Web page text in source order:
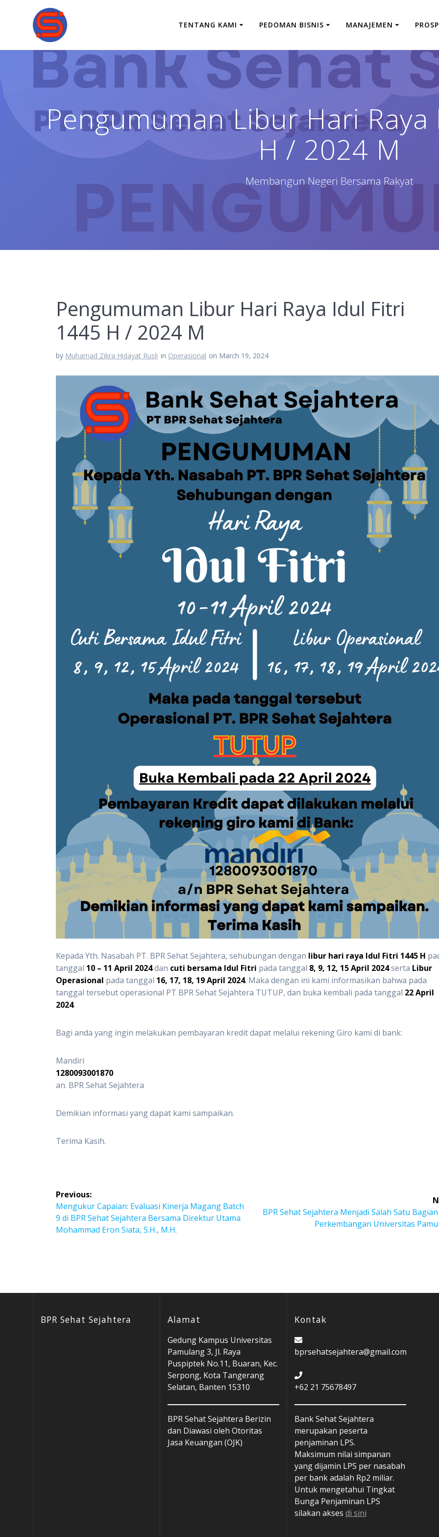
TENTANG KAMI PEDOMAN BISNIS MANAJEMEN
Pengumuman Libur Hari
H / 2024 M
Membangun Negeri Bersama Rakyat
Pengumuman Libur Hari Raya Idul Fitri
1445 H / 2024 M
by Muhamad Zikra Hidayat Rusli in Operasional on March 19, 2024
Kepada Yth. Nasabah PT. BPR Sehat Sejahtera, sehubungan dengan libur hari raya Idul Fitri 1445 H
tanggal 10 – 11 April 2024dan cuti bersama Idul Fitri pada tanggal 8, 9, 12, 15 April 2024serta Libur
Operasional pada tanggal 16, 17, 18, 19 April 2024. Maka dengan ini kami informasikan bahwa pada
tanggal tersebut operasional PT BPR Sehat Sejahtera TUTUP, dan buka kembali pada tanggal 22 April
2024.
Bagi anda yang ingin melakukan pembayaran kredit dapat melalui rekening Giro kami di bank:
Mandiri
1280093001870
an. BPR Sehat Sejahtera
Demikian informasi yang dapat kami sampaikan.
Terima Kasih.
Previous:
Mengukur Capaian: Evaluasi Kinerja Magang Batch
9 di BPR Sehat Sejahtera Bersama Direktur Utama
Mohammad Eron Siata, S.H., M.H.
BPR Sehat Sejahtera Menjadi Salah Satu
Perkembangan Universitas
BPR Sehat Sejahtera Alamat
Gedung Kampus Universitas
Pamulang 3, Jl. Raya
Puspiptek No.11, Buaran, Kec.
Serpong, Kota Tangerang
Selatan, Banten 15310
BPR Sehat Sejahtera Berizin
dan Diawasi oleh Otoritas
Jasa Keuangan (OJK)
Kontak
bprsehatsejahtera@gmail.com
+62 21 75678497
Bank Sehat Sejahtera
merupakan peserta
penjaminan LPS.
Maksimum nilai simpanan
yang dijamin LPS per nasabah
per bank adalah Rp2 miliar.
Untuk mengetahui Tingkat
Bunga Penjaminan LPS
silakan akses di sini